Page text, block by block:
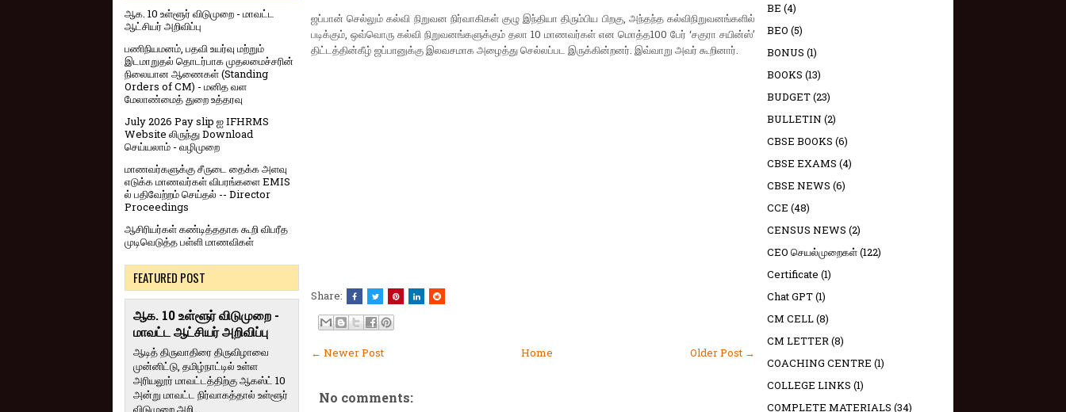
ஜப்பான் செல்லும் கல்வி நிறுவன நிர்வாகிகள் குழு இந்தியா திரும்பிய பிறகு, அந்தந்த கல்விநிறுவனங்களில்
படிக்கும், ஒவ்வொரு கல்வி நிறுவனங்களுக்கும் தலா 10 மாணவர்கள் என மொத்த100 பேர் ‘சகுரா சயின்ஸ்’
திட்டத்தின்கீழ் ஜப்பானுக்கு இலவசமாக அழைத்து செல்லப்பட இருக்கின்றனர். இவ்வாறு அவர் கூறினார்.
Share:
← Newer Post Older Post →
Home
No comments:
ஆக. 10 உள்ளூர் விடுமுறை - மாவட்ட
ஆட்சியர் அறிவிப்பு
பணிநியமனம், பதவி உயர்வு மற்றும்
இடமாறுதல் தொடர்பாக முதலமைச்சரின்
நிலையான ஆணைகள் (Standing
Orders of CM) - மனித வள
மேலாண்மைத் துறை உத்தரவு
July 2026 Pay slip ஐ IFHRMS
Website லிருந்து Download
செய்யலாம் - வழிமுறை
மாணவர்களுக்கு சீருடை தைக்க அளவு
எடுக்க மாணவர்கள் விபரங்களை EMIS
ல் பதிவேற்றம் செய்தல் -- Director
Proceedings
ஆசிரியர்கள் கண்டித்ததாக கூறி விபரீத
முடிவெடுத்த பள்ளி மாணவிகள்
FEATURED POST
ஆக. 10 உள்ளூர் விடுமுறை -
மாவட்ட ஆட்சியர் அறிவிப்பு
ஆடித் திருவாதிரை திருவிழாவை
முன்னிட்டு, தமிழ்நாட்டில் உள்ள
அரியலூர் மாவட்டத்திற்கு ஆகஸ்ட் 10
அன்று மாவட்ட நிர்வாகத்தால் உள்ளூர்
விடுமுறை அறி...
BE (4)
BEO (5)
BONUS (1)
BOOKS (13)
BUDGET(23)
BULLETIN (2)
CBSE BOOKS (6)
CBSE EXAMS (4)
CBSE NEWS (6)
CCE (48)
CENSUS NEWS (2)
CEO செயல்முறைகள்(122)
Certificate (1)
Chat GPT(1)
CM CELL(8)
CM LETTER(8)
COACHING CENTRE (1)
COLLEGE LINKS (1)
COMPLETE MATERIALS (34)